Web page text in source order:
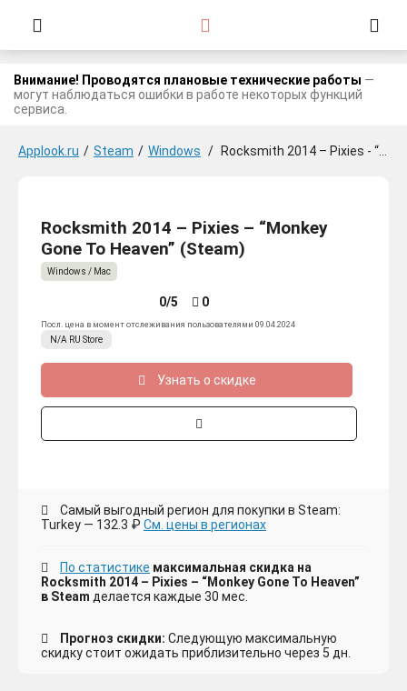
Внимание! Проводятся плановые технические работы —
могут наблюдаться ошибки в работе некоторых функций
сервиса.
Applook.ru / Steam / Windows / Rocksmith 2014 – Pixies - “Monkey Gone To Heaven”
Rocksmith 2014 – Pixies – “Monkey
Gone To Heaven” (Steam)
Windows / Mac
0/5 0
Посл. цена в момент отслеживания пользователями 09.04.2024
N/A RU Store
Узнать о скидке
Самый выгодный регион для покупки в Steam:
Turkey — 132.3 ₽ См. цены в регионах
По статистике максимальная скидка на
Rocksmith 2014 – Pixies – “Monkey Gone To Heaven”
в Steam делается каждые 30 мес.
Прогноз скидки: Следующую максимальную
скидку стоит ожидать приблизительно через 5 дн.